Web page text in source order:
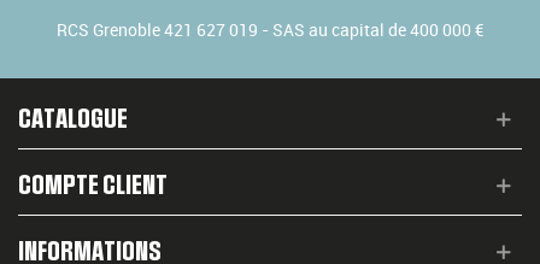
RCS Grenoble 421 627 019 - SAS au capital de 400 000 €
CATALOGUE
COMPTE CLIENT
INFORMATIONS